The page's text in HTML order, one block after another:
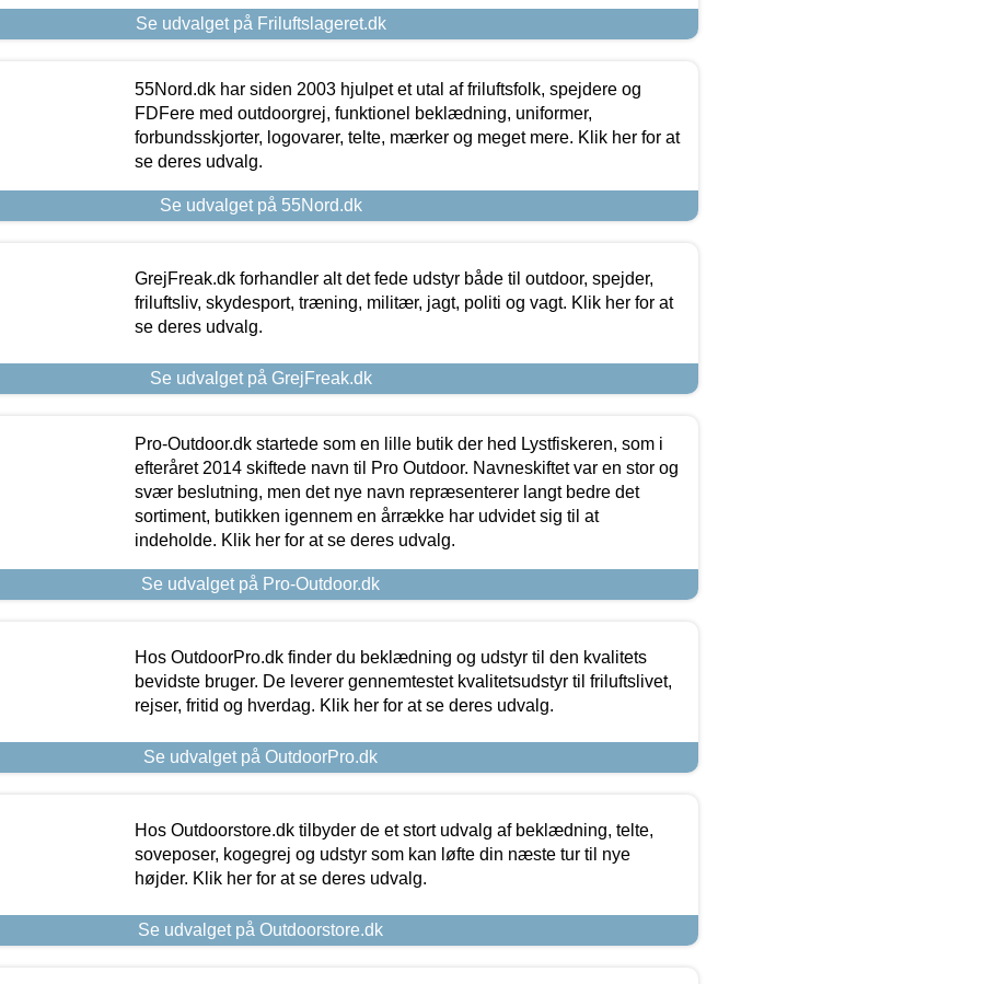
Se udvalget på Friluftslageret.dk
55Nord.dk har siden 2003 hjulpet et utal af friluftsfolk, spejdere og
FDFere med outdoorgrej, funktionel beklædning, uniformer,
forbundsskjorter, logovarer, telte, mærker og meget mere. Klik her for at
se deres udvalg.
Se udvalget på 55Nord.dk
GrejFreak.dk forhandler alt det fede udstyr både til outdoor, spejder,
friluftsliv, skydesport, træning, militær, jagt, politi og vagt. Klik her for at
se deres udvalg.
Se udvalget på GrejFreak.dk
Pro-Outdoor.dk startede som en lille butik der hed Lystfiskeren, som i
efteråret 2014 skiftede navn til Pro Outdoor. Navneskiftet var en stor og
svær beslutning, men det nye navn repræsenterer langt bedre det
sortiment, butikken igennem en årrække har udvidet sig til at
indeholde. Klik her for at se deres udvalg.
Se udvalget på Pro-Outdoor.dk
Hos OutdoorPro.dk finder du beklædning og udstyr til den kvalitets
bevidste bruger. De leverer gennemtestet kvalitetsudstyr til friluftslivet,
rejser, fritid og hverdag. Klik her for at se deres udvalg.
Se udvalget på OutdoorPro.dk
Hos Outdoorstore.dk tilbyder de et stort udvalg af beklædning, telte,
soveposer, kogegrej og udstyr som kan løfte din næste tur til nye
højder. Klik her for at se deres udvalg.
Se udvalget på Outdoorstore.dk